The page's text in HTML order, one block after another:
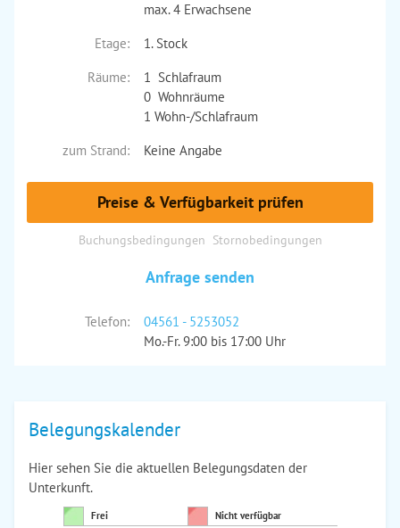
max. 4 Erwachsene
Etage:
1. Stock
Räume:
1 Schlafraum
0 Wohnräume
1 Wohn-/Schlafraum
zum Strand:
Keine Angabe
Preise & Verfügbarkeit prüfen
Buchungsbedingungen Stornobedingungen
Anfrage senden
Telefon:
04561 - 5253052
Mo.-Fr. 9:00 bis 17:00 Uhr
Belegungskalender
Hier sehen Sie die aktuellen Belegungsdaten der
Unterkunft.
Frei Nicht verfügbar